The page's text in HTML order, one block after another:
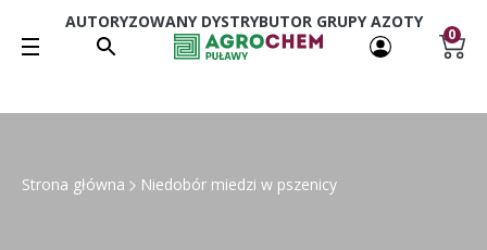
AUTORYZOWANY DYSTRYBUTOR GRUPY AZOTY
0
Strona główna Niedobór miedzi w pszenicy